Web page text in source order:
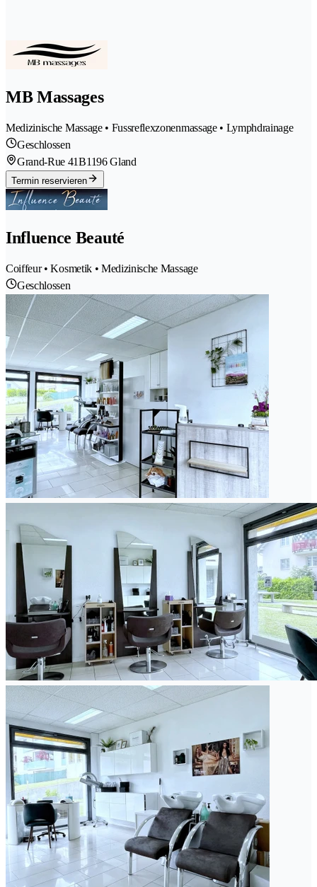
MB Massages
Medizinische Massage • Fussreflexzonenmassage • Lymphdrainage
Geschlossen
Grand-Rue 41B1196 Gland
Termin reservieren
Influence Beauté
Coiffeur • Kosmetik • Medizinische Massage
Geschlossen